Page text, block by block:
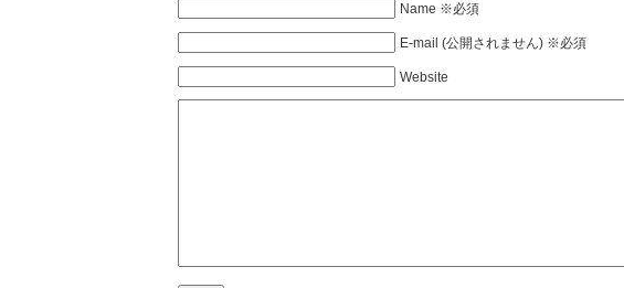
Name ※必須
E-mail (公開されません) ※必須
Website